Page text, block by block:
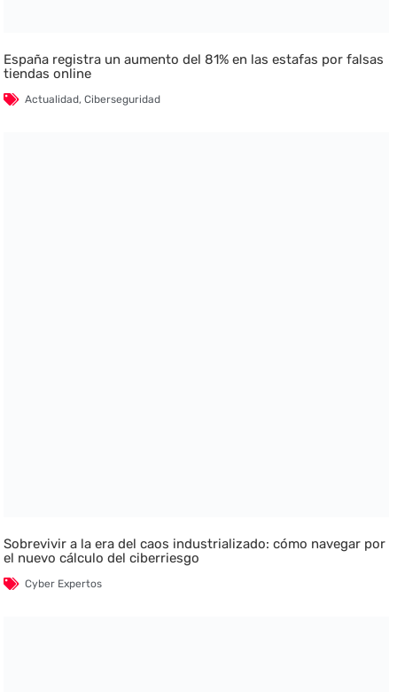
España registra un aumento del 81% en las estafas por falsas
tiendas online
Actualidad,Ciberseguridad
Sobrevivir a la era del caos industrializado: cómo navegar por
el nuevo cálculo del ciberriesgo
Cyber Expertos